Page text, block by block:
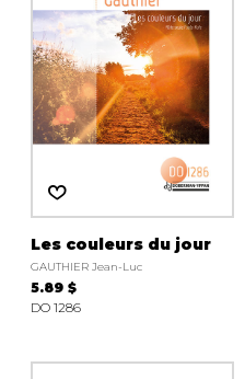
Les couleurs du jour
GAUTHIER Jean-Luc
5.89 $
DO 1286